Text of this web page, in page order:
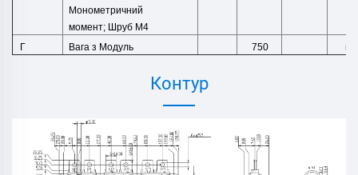
Монометричний
момент; Шруб M4
Г Вага з Модуль 750 г
Контур